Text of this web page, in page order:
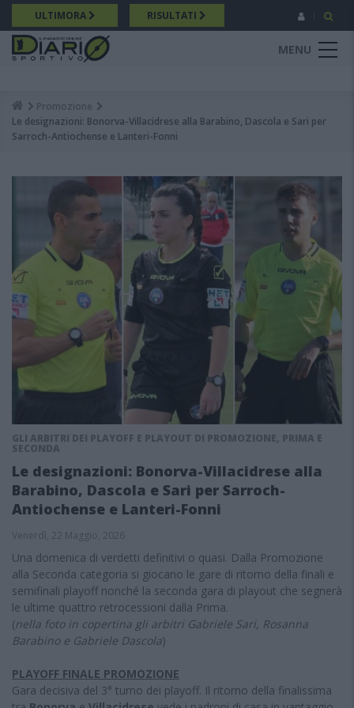
Salta
al
contenuto
principale
ULTIMORA RISULTATI
MENU
Breadcrumb
Promozione
Le designazioni: Bonorva-Villacidrese alla Barabino, Dascola e Sari per
Sarroch-Antiochense e Lanteri-Fonni
GLI ARBITRI DEI PLAYOFF E PLAYOUT DI PROMOZIONE, PRIMA E
SECONDA
Le designazioni: Bonorva-Villacidrese alla
Barabino, Dascola e Sari per Sarroch-
Antiochense e Lanteri-Fonni
Venerdì, 22 Maggio, 2026
Una domenica di verdetti definitivi o quasi. Dalla Promozione
alla Seconda categoria si giocano le gare di ritorno della finali e
semifinali playoff nonché la seconda gara di playout che segnerà
le ultime quattro retrocessioni dalla Prima.
(nella foto in copertina gli arbitri Gabriele Sari, Rosanna
Barabino e Gabriele Dascola)
PLAYOFF FINALE PROMOZIONE
Gara decisiva del 3° turno dei playoff. Il ritorno della finalissima